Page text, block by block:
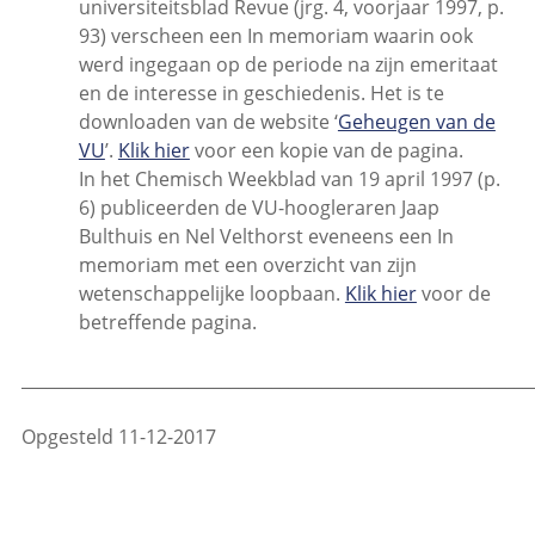
universiteitsblad Revue (jrg. 4, voorjaar 1997, p.
93) verscheen een In memoriam waarin ook
werd ingegaan op de periode na zijn emeritaat
en de interesse in geschiedenis. Het is te
downloaden van de website ‘Geheugen van de
VU’. Klik hiervoor een kopie van de pagina.
In het Chemisch Weekblad van 19 april 1997 (p.
6) publiceerden de VU-hoogleraren Jaap
Bulthuis en Nel Velthorst eveneens een In
memoriam met een overzicht van zijn
wetenschappelijke loopbaan. Klik hiervoor de
betreffende pagina.
Opgesteld 11-12-2017